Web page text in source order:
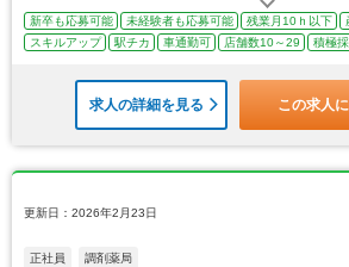
新卒も応募可能 未経験者も応募可能 残業月10ｈ以下
スキルアップ
駅チカ 車通勤可 店舗数10～29 積極
求人の詳細を見る この求人
更新日：2026年2月23日
正社員 調剤薬局